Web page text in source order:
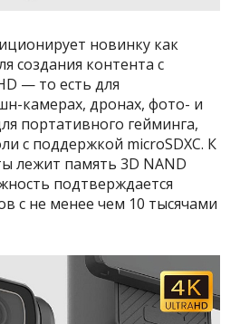
новинку как
создания контента с
— то есть для
камерах, дронах, фото- и
портативного гейминга,
с поддержкой microSDXC. К
лежит память 3D NAND
подтверждается
с не менее чем 10 тысячами